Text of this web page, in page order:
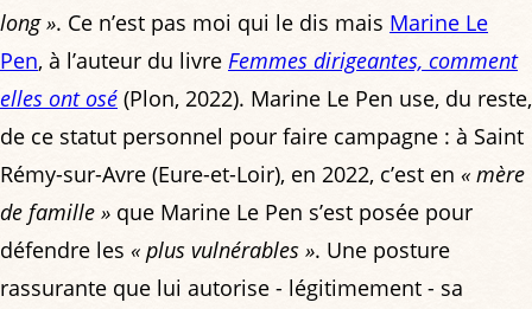
long ». Ce n’est pas moi qui le dis mais Marine Le
Pen, à l’auteur du livre Femmes dirigeantes, comment
elles ont osé (Plon, 2022). Marine Le Pen use, du reste,
de ce statut personnel pour faire campagne : à Saint
Rémy-sur-Avre (Eure-et-Loir), en 2022, c’est en « mère
de famille » que Marine Le Pen s’est posée pour
défendre les « plus vulnérables ». Une posture
rassurante que lui autorise - légitimement - sa